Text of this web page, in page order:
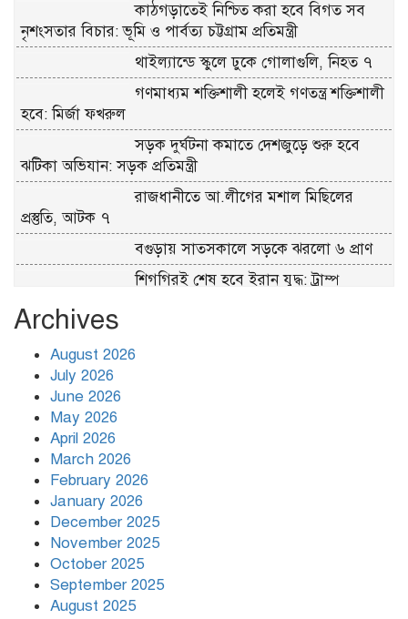
কাঠগড়াতেই নিশ্চিত করা হবে বিগত সব
নৃশংসতার বিচার: ভূমি ও পার্বত্য চট্টগ্রাম প্রতিমন্ত্রী
থাইল্যান্ডে স্কুলে ঢুকে গোলাগুলি, নিহত ৭
গণমাধ্যম শক্তিশালী হলেই গণতন্ত্র শক্তিশালী
হবে: মির্জা ফখরুল
সড়ক দুর্ঘটনা কমাতে দেশজুড়ে শুরু হবে
ঝটিকা অভিযান: সড়ক প্রতিমন্ত্রী
রাজধানীতে আ.লীগের মশাল মিছিলের
প্রস্তুতি, আটক ৭
বগুড়ায় সাতসকালে সড়কে ঝরলো ৬ প্রাণ
শিগগিরই শেষ হবে ইরান যুদ্ধ: ট্রাম্প
Archives
August 2026
July 2026
June 2026
May 2026
April 2026
March 2026
February 2026
January 2026
December 2025
November 2025
October 2025
September 2025
August 2025